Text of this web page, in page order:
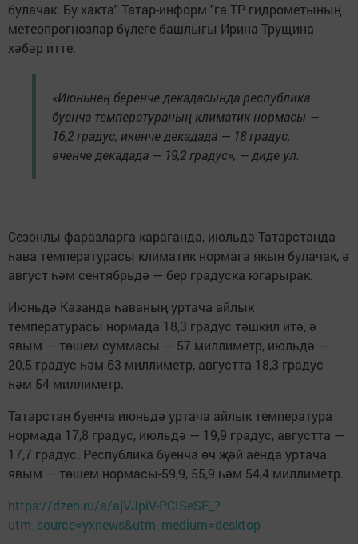
булачак. Бу хакта" Татар-информ "га ТР гидрометының
метеопрогнозлар бүлеге башлыгы Ирина Трущина
хәбәр итте.
«Июньнең беренче декадасында республика
буенча температураның климатик нормасы —
16,2 градус, икенче декадада — 18 градус,
өченче декадада — 19,2 градус», — диде ул.
Сезонлы фаразларга караганда, июльдә Татарстанда
һава температурасы климатик нормага якын булачак, ә
август һәм сентябрьдә — бер градуска югарырак.
Июньдә Казанда һаваның уртача айлык
температурасы нормада 18,3 градус тәшкил итә, ә
явым — төшем суммасы — 57 миллиметр, июльдә —
20,5 градус һәм 63 миллиметр, августта-18,3 градус
һәм 54 миллиметр.
Татарстан буенча июньдә уртача айлык температура
нормада 17,8 градус, июльдә — 19,9 градус, августта —
17,7 градус. Республика буенча өч җәй аенда уртача
явым — төшем нормасы-59,9, 55,9 һәм 54,4 миллиметр.
https://dzen.ru/a/ajVJpiV-PCISeSE_?
utm_source=yxnews&utm_medium=desktop